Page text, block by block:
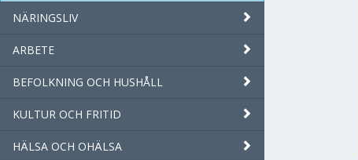
NÄRINGSLIV
ARBETE
BEFOLKNING OCH HUSHÅLL
KULTUR OCH FRITID
HÄLSA OCH OHÄLSA